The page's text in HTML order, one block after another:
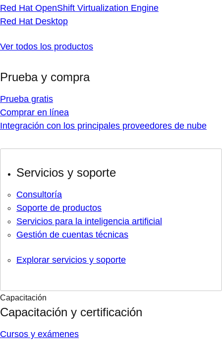
Red Hat OpenShift Virtualization Engine
Red Hat Desktop
Ver todos los productos
Prueba y compra
Prueba gratis
Comprar en línea
Integración con los principales proveedores de nube
Servicios y soporte
Consultoría
Soporte de productos
Servicios para la inteligencia artificial
Gestión de cuentas técnicas
Explorar servicios y soporte
Capacitación
Capacitación y certificación
Cursos y exámenes